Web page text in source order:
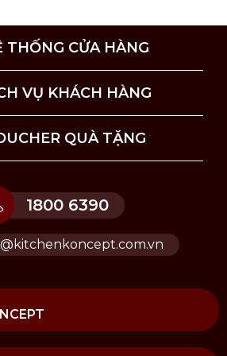
và bảo quản
THỐNG CỬA HÀNG
VỤ KHÁCH HÀNG
QUÀ TẶNG
1800 6390